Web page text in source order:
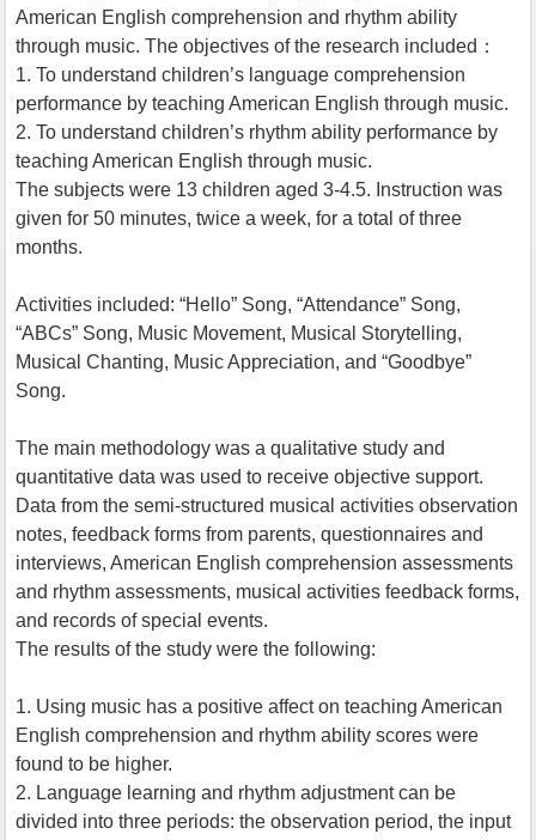
American English comprehension and rhythm ability
through music. The objectives of the research included：
1. To understand children’s language comprehension
performance by teaching American English through music.
2. To understand children’s rhythm ability performance by
teaching American English through music.
The subjects were 13 children aged 3-4.5. Instruction was
given for 50 minutes, twice a week, for a total of three
months.
Activities included: “Hello” Song, “Attendance” Song,
“ABCs” Song, Music Movement, Musical Storytelling,
Musical Chanting, Music Appreciation, and “Goodbye”
Song.
The main methodology was a qualitative study and
quantitative data was used to receive objective support.
Data from the semi-structured musical activities observation
notes, feedback forms from parents, questionnaires and
interviews, American English comprehension assessments
and rhythm assessments, musical activities feedback forms,
and records of special events.
The results of the study were the following:
1. Using music has a positive affect on teaching American
English comprehension and rhythm ability scores were
found to be higher.
2. Language learning and rhythm adjustment can be
divided into three periods: the observation period, the input